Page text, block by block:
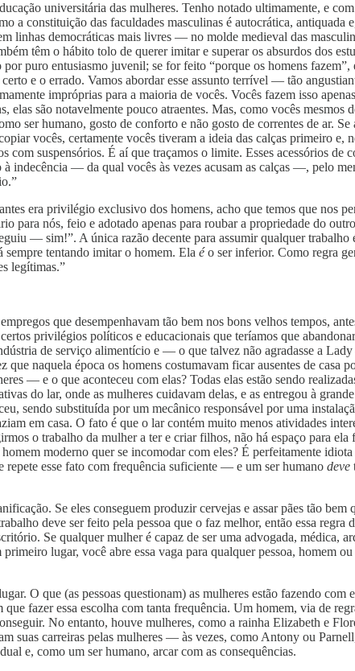
universitária das mulheres. Tenho notado ultimamente, e
a constituição das faculdades masculinas é autocrática, antiquada
linhas democráticas mais livres — no molde medieval das
têm o hábito tolo de querer imitar e superar os absurdos dos
puro entusiasmo juvenil; se for feito “porque os homens
e o errado. Vamos abordar esse assunto terrível — tão
impróprias para a maioria de vocês. Vocês fazem isso
são notavelmente pouco atraentes. Mas, como vocês mesmos
ser humano, gosto de conforto e não gosto de correntes de ar.
vocês, certamente vocês tiveram a ideia das calças primeiro e,
suspensórios. É aí que traçamos o limite. Esses acessórios de
indecência — da qual vocês às vezes acusam as calças —, pelo
era privilégio exclusivo dos homens, acho que temos que nos
para nós, feio e adotado apenas para roubar a propriedade do
— sim!”. A única razão decente para assumir qualquer trabalho
sempre tentando imitar o homem. Ela éo ser inferior. Como regra
legítimas.”
que desempenhavam tão bem nos bons velhos tempos,
privilégios políticos e educacionais que teríamos que
de serviço alimentício e — o que talvez não agradasse a
naquela época os homens costumavam ficar ausentes de casa
— e o que aconteceu com elas? Todas elas estão sendo
do lar, onde as mulheres cuidavam delas, e as entregou à
sendo substituída por um mecânico responsável por uma
em casa. O fato é que o lar contém muito menos atividades
o trabalho da mulher a ter e criar filhos, não há espaço para
moderno quer se incomodar com eles? É perfeitamente
esse fato com frequência suficiente — e um ser humano deve
Se eles conseguem produzir cervejas e assar pães tão
deve ser feito pela pessoa que o faz melhor, então essa regra
Se qualquer mulher é capaz de ser uma advogada, médica,
lugar, você abre essa vaga para qualquer pessoa, homem
O que (as pessoas questionam) as mulheres estão fazendo com
fazer essa escolha com tanta frequência. Um homem, via de
No entanto, houve mulheres, como a rainha Elizabeth e
suas carreiras pelas mulheres — às vezes, como Antony ou
e, como um ser humano, arcar com as consequências.